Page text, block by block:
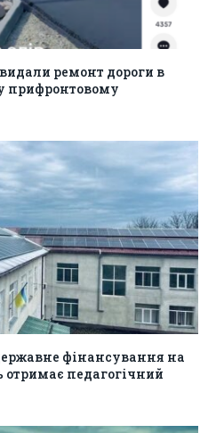
ремонт дороги в
прифронтовому
фінансування на
отримає педагогічний